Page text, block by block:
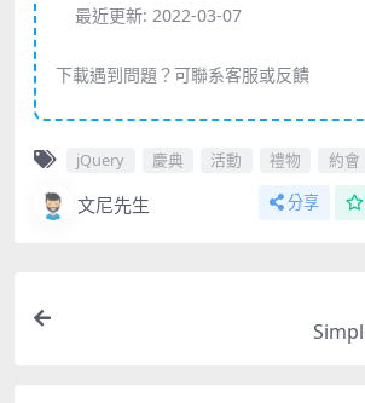
最近更新: 2022-03-07
下載遇到問題？可聯系客服或反饋
jQuery 慶典 活動 禮物 約會
文尼先生 分享